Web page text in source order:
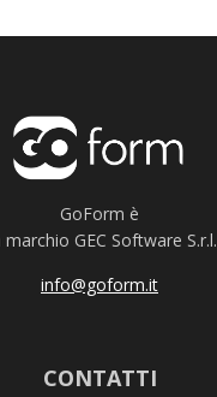
GoForm è
marchio GEC Software S.r.l.
info@goform.it
CONTATTI